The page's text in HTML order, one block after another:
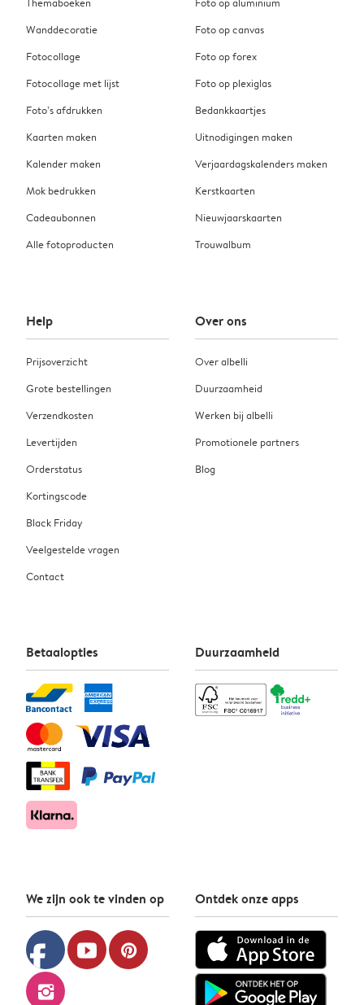
Wanddecoratie
Fotocollage
Fotocollage met lijst
Foto’s afdrukken
Kaarten maken
Kalender maken
Mok bedrukken
Cadeaubonnen
Alle fotoproducten
Foto op canvas
Foto op forex
Foto op plexiglas
Bedankkaartjes
Uitnodigingen maken
Verjaardagskalenders maken
Kerstkaarten
Nieuwjaarskaarten
Trouwalbum
Help
Prijsoverzicht
Grote bestellingen
Verzendkosten
Levertijden
Orderstatus
Kortingscode
Black Friday
Veelgestelde vragen
Contact
Over ons
Over albelli
Duurzaamheid
Werken bij albelli
Promotionele partners
Blog
Betaalopties Duurzaamheid
We zijn ook te vinden op
facebook youtube pinterest
instagram
Ontdek onze apps